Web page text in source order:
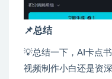
📌总结
💡总结一下，AI卡点
视频制作小白还是资